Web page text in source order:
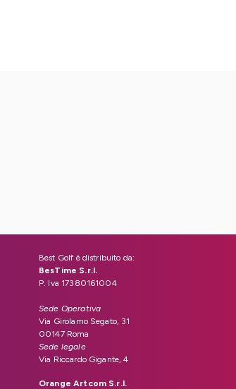
Best Golf è distribuito da:
BesTime S.r.l.
P. Iva 17380161004
Sede Operativa
Via Girolamo Segato, 31
00147 Roma
Sede legale
Via Riccardo Gigante, 4
Orange Artcom S.r.l.